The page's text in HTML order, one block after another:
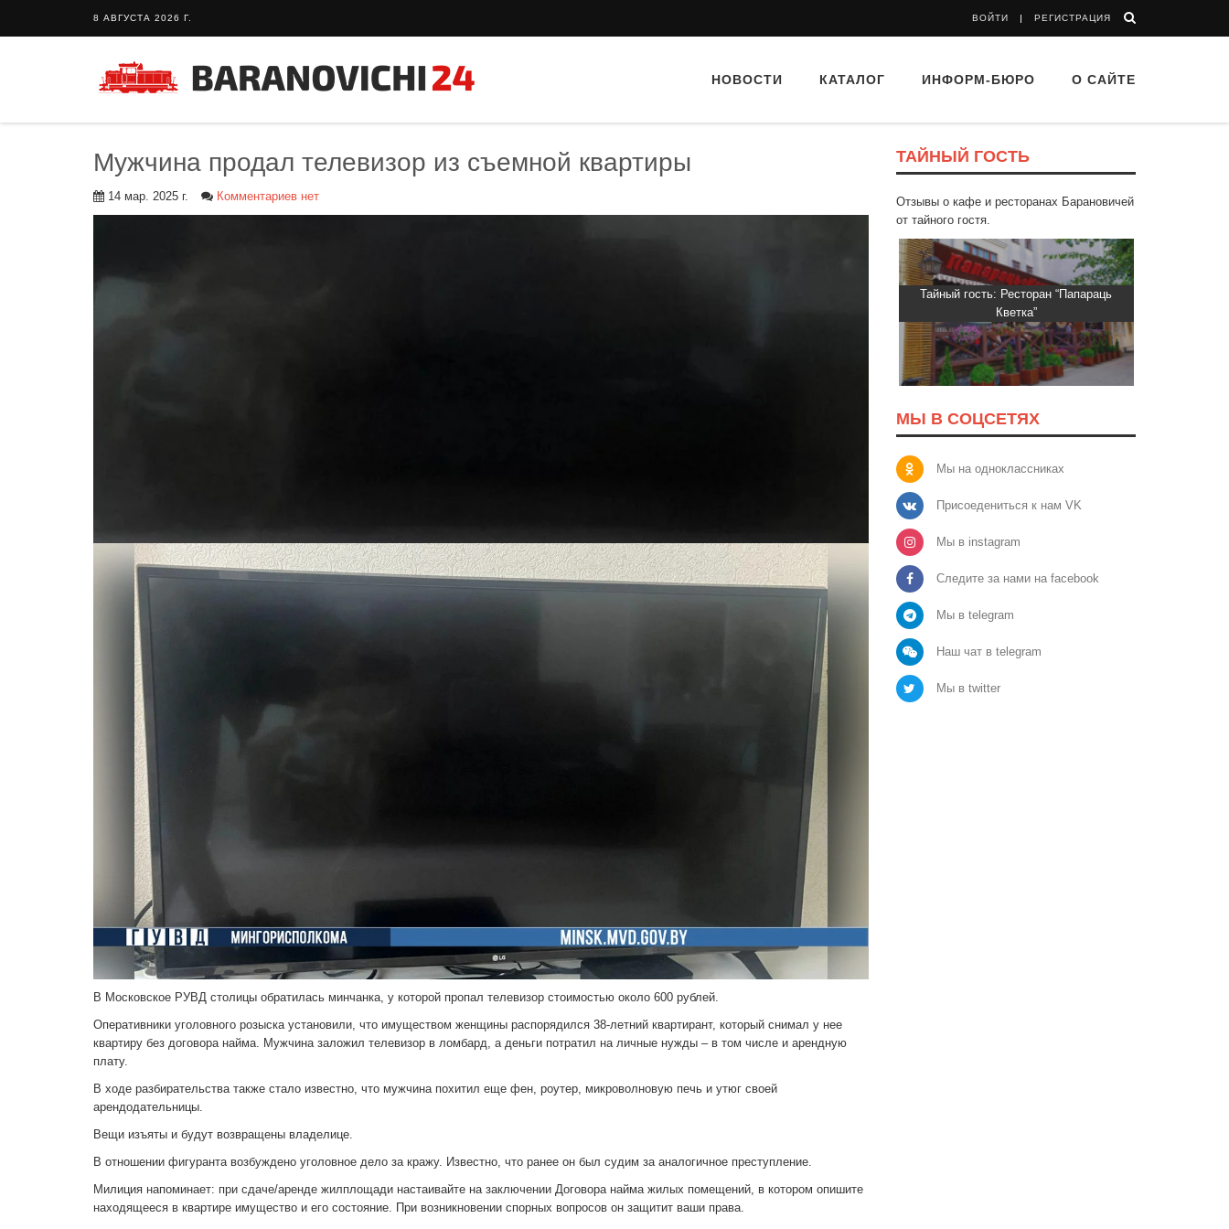
8 АВГУСТА 2026 Г. ВОЙТИ РЕГИСТРАЦИЯ
НОВОСТИ КАТАЛОГ ИНФОРМ-БЮРО О САЙТЕ
Мужчина продал телевизор из съемной квартиры
14 мар. 2025 г. Комментариев нет
В Московское РУВД столицы обратилась минчанка, у которой пропал телевизор стоимостью около 600 рублей.
Оперативники уголовного розыска установили, что имуществом женщины распорядился 38-летний квартирант, который снимал у нее
квартиру без договора найма. Мужчина заложил телевизор в ломбард, а деньги потратил на личные нужды – в том числе и арендную
плату.
В ходе разбирательства также стало известно, что мужчина похитил еще фен, роутер, микроволновую печь и утюг своей
арендодательницы.
Вещи изъяты и будут возвращены владелице.
В отношении фигуранта возбуждено уголовное дело за кражу. Известно, что ранее он был судим за аналогичное преступление.
Милиция напоминает: при сдаче/аренде жилплощади настаивайте на заключении Договора найма жилых помещений, в котором опишите
находящееся в квартире имущество и его состояние. При возникновении спорных вопросов он защитит ваши права.
ТАЙНЫЙ ГОСТЬ
Отзывы о кафе и ресторанах Барановичей
от тайного гостя.
Тайный гость: доставка Капибара
МЫ В СОЦСЕТЯХ
Мы на одноклассниках
Присоедениться к нам VK
Мы в instagram
Следите за нами на facebook
Мы в telegram
Наш чат в telegram
Мы в twitter